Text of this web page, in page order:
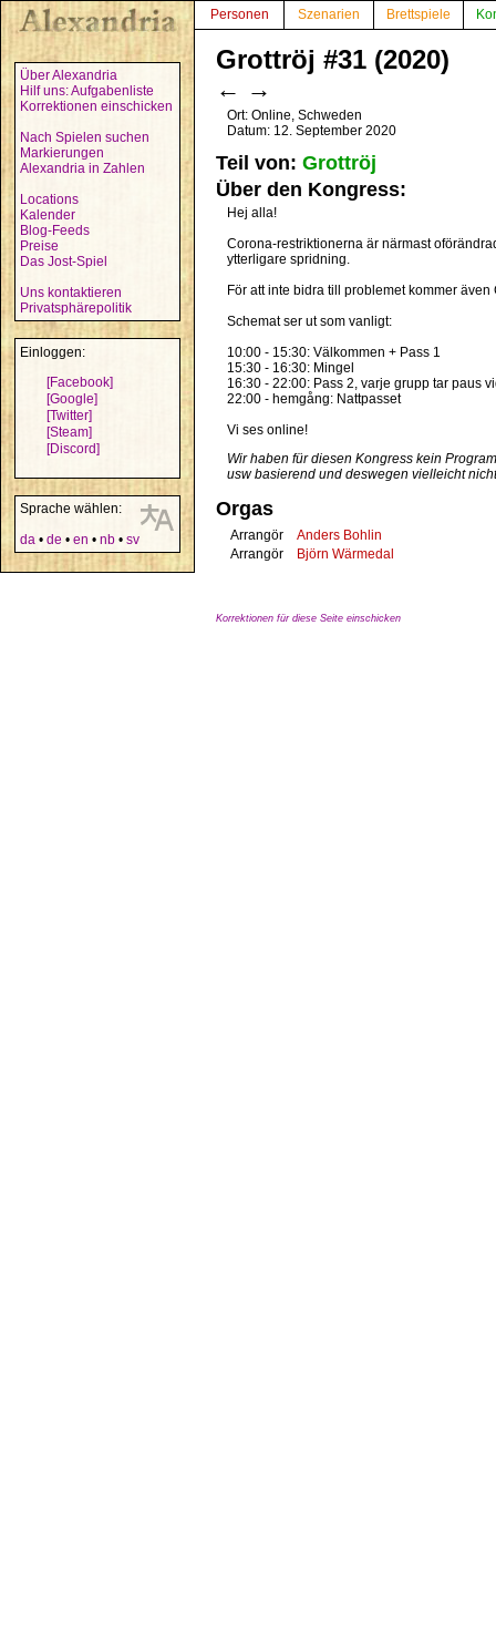
Über Alexandria
Hilf uns: Aufgabenliste
Korrektionen einschicken
Nach Spielen suchen
Markierungen
Alexandria in Zahlen
Locations
Kalender
Blog-Feeds
Preise
Das Jost-Spiel
Uns kontaktieren
Privatsphärepolitik
Einloggen:
[Facebook]
[Google]
[Twitter]
[Steam]
[Discord]
Sprache wählen:
da • de • en • nb • sv
Personen Szenarien Brettspiele
Grottröj #31 (2020)
← →
Ort: Online, Schweden
Datum: 12. September 2020
Teil von: Grottröj
Über den Kongress:
Hej alla!
Corona-restriktionerna är närmast
ytterligare spridning.
För att inte bidra till problemet kommer
Schemat ser ut som vanligt:
10:00 - 15:30: Välkommen + Pass 1
15:30 - 16:30: Mingel
16:30 - 22:00: Pass 2, varje grupp tar paus
22:00 - hemgång: Nattpasset
Vi ses online!
Wir haben für diesen Kongress kein
usw basierend und deswegen vielleicht
Orgas
Arrangör
Anders Bohlin
Arrangör
Björn Wärmedal
Korrektionen für diese Seite einschicken